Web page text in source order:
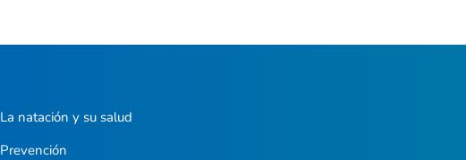
La natación y su salud
Prevención